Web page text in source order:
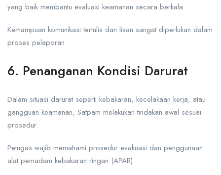
yang baik membantu evaluasi keamanan secara berkala.
Kemampuan komunikasi tertulis dan lisan sangat diperlukan dalam
proses pelaporan.
6. Penanganan Kondisi Darurat
Dalam situasi darurat seperti kebakaran, kecelakaan kerja, atau
gangguan keamanan, Satpam melakukan tindakan awal sesuai
prosedur.
Petugas wajib memahami prosedur evakuasi dan penggunaan
alat pemadam kebakaran ringan (APAR).